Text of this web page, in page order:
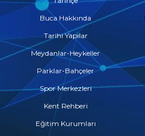
Buca Hakkında
Tarihi Yapılar
Meydanlar-Heykeller
Parklar-Bahçeler
Spor Merkezleri
Kent Rehberi
Eğitim Kurumları